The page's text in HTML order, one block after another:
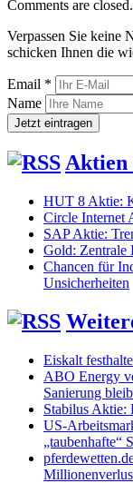
Comments are closed.
Verpassen Sie keine
schicken Ihnen die
Email *
Name
Aktien
HUT 8 Aktie:
Circle Internet
SAP Aktie:
Gold: Zentrale
Chancen für
Unsicherheiten
Eiskalt
ABO Energy
Sanierung
Stabilus Aktie:
US-
„taubenhafte“